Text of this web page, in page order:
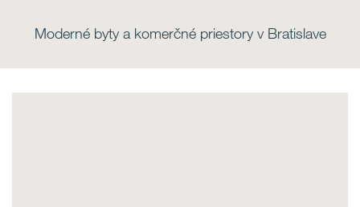
Moderné byty a komerčné priestory v Bratislave